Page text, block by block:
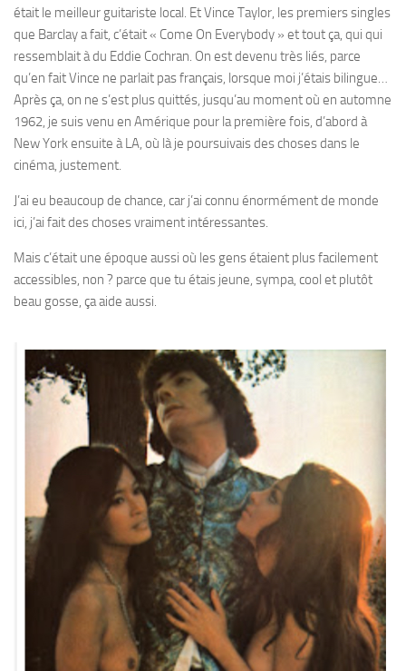
était le meilleur guitariste local. Et Vince Taylor, les premiers singles
que Barclay a fait, c’était « Come On Everybody » et tout ça, qui qui
ressemblait à du Eddie Cochran. On est devenu très liés, parce
qu’en fait Vince ne parlait pas français, lorsque moi j’étais bilingue…
Après ça, on ne s’est plus quittés, jusqu’au moment où en automne
1962, je suis venu en Amérique pour la première fois, d’abord à
New York ensuite à LA, où là je poursuivais des choses dans le
cinéma, justement.
J’ai eu beaucoup de chance, car j’ai connu énormément de monde
ici, j’ai fait des choses vraiment intéressantes.
Mais c’était une époque aussi où les gens étaient plus facilement
accessibles, non ? parce que tu étais jeune, sympa, cool et plutôt
beau gosse, ça aide aussi.